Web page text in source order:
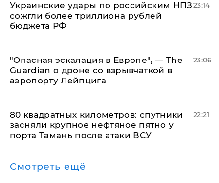
Украинские удары по российским НПЗ
сожгли более триллиона рублей
бюджета РФ
23:14
"Опасная эскалация в Европе", — The
Guardian о дроне со взрывчаткой в
аэропорту Лейпцига
23:06
80 квадратных километров: спутники
засняли крупное нефтяное пятно у
порта Тамань после атаки ВСУ
22:21
Смотреть ещё